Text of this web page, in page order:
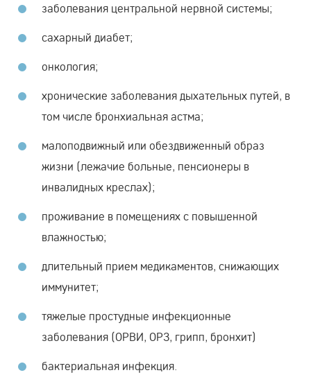
заболевания центральной нервной системы;
сахарный диабет;
онкология;
хронические заболевания дыхательных путей, в
том числе бронхиальная астма;
малоподвижный или обездвиженный образ
жизни (лежачие больные, пенсионеры в
инвалидных креслах);
проживание в помещениях с повышенной
влажностью;
длительный прием медикаментов, снижающих
иммунитет;
тяжелые простудные инфекционные
заболевания (ОРВИ, ОРЗ, грипп, бронхит)
бактериальная инфекция.